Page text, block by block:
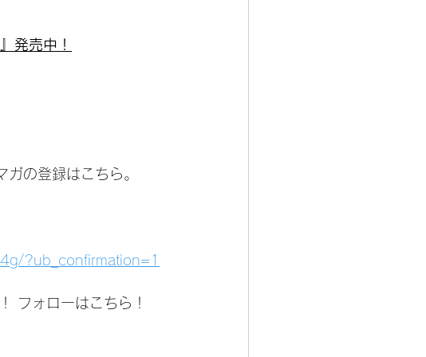
発売中！
の登録はこちら。
?ub_confirmation=1
フォローはこちら！